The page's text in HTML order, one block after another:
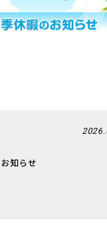
知らせ